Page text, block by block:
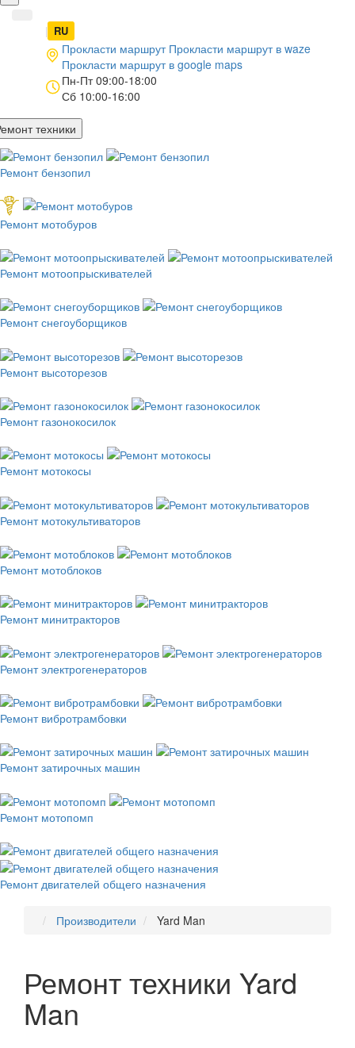
| RU
Прокласти маршрут Прокласти маршрут в waze
Прокласти маршрут в google maps
Пн-Пт 09:00-18:00
Сб 10:00-16:00
техники
Ремонт бензопил
Ремонт мотобуров
Ремонт мотоопрыскивателей
Ремонт снегоуборщиков
Ремонт высоторезов
Ремонт газонокосилок
Ремонт мотокосы
Ремонт мотокультиваторов
Ремонт мотоблоков
Ремонт минитракторов
Ремонт электрогенераторов
Ремонт вибротрамбовки
Ремонт затирочных машин
Ремонт мотопомп
Ремонт двигателей общего назначения
Производители Yard Man
Ремонт техники Yard
Man